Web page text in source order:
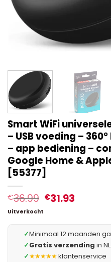
Smart WiFi
– USB voeding –
– app bediening –
Google Home &
[55377]
€36.99 €31.93
Uitverkocht
✓Minimaal 12 maanden
✓Gratis verzending in
✓★★★★★klantenservice